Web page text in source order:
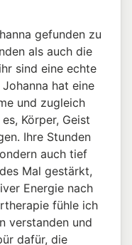
gefunden zu
als auch die
sind eine echte
hat eine
und zugleich
Körper, Geist
Ihre Stunden
auch tief
Mal gestärkt,
Energie nach
fühle ich
verstanden und
dafür, die